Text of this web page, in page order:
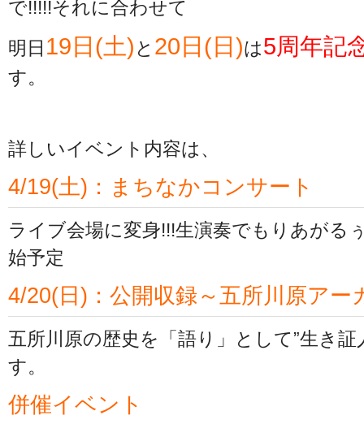
で!!!!!それに合わせて
明日 19日(土) と 20日(日)は5周年記
す。
詳しいイベント内容は、
4/19(土)：まちなかコンサート
ライブ会場に変身!!!生演奏でもりあがる
始予定
4/20(日)：公開収録～五所川原アー
五所川原の歴史を「語り」として”生き
す。
併催イベント